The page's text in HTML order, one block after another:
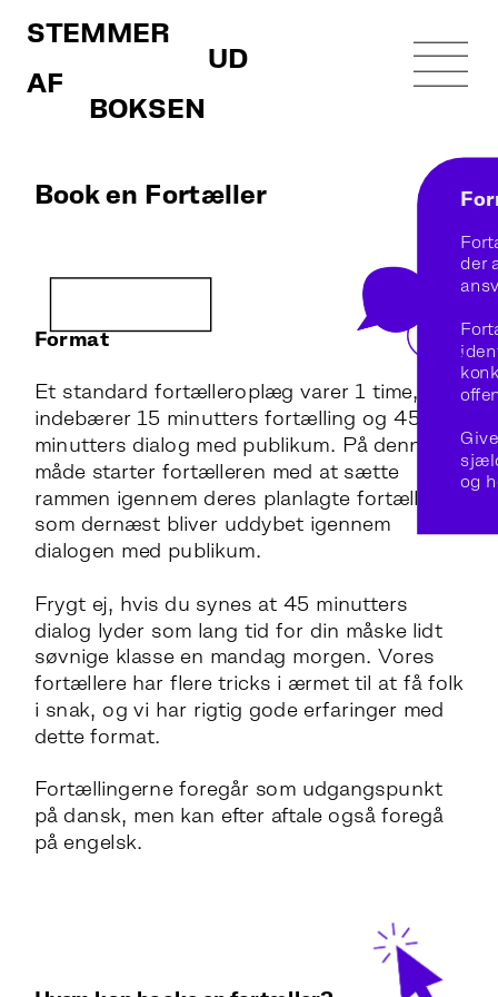
STEMMER
                             UD
AF
          BOKSEN
Book en Fortæller
der
og
Format
Et standard fortælleroplæg varer 1 time, som
indebærer 15 minutters fortælling og 45
minutters dialog med publikum. På denne
måde starter fortælleren med at sætte
rammen igennem deres planlagte fortælling,
som dernæst bliver uddybet igennem
dialogen med publikum.
Frygt ej, hvis du synes at 45 minutters
dialog lyder som lang tid for din måske lidt
søvnige klasse en mandag morgen. Vores
fortællere har flere tricks i ærmet til at få folk
i snak, og vi har rigtig gode erfaringer med
dette format.
Fortællingerne foregår som udgangspunkt
på dansk, men kan efter aftale også foregå
på engelsk.